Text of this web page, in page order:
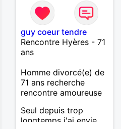
guy coeur tendre
Rencontre Hyères - 71
ans
Homme divorcé(e) de
71 ans recherche
rencontre amoureuse
Seul depuis trop
longtemps j'ai envie